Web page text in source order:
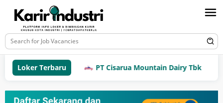
Loker Terbaru PT Cisarua Mountain Dairy Tbk